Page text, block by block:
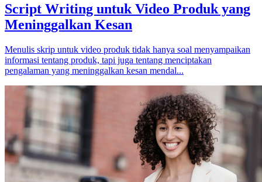
Script Writing untuk Video Produk yang
Meninggalkan Kesan
Menulis skrip untuk video produk tidak hanya soal menyampaikan
informasi tentang produk, tapi juga tentang menciptakan
pengalaman yang meninggalkan kesan mendal...